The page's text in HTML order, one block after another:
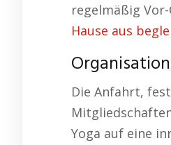
regelmäßig
Hause aus
Die Anfahrt,
Yoga auf eine